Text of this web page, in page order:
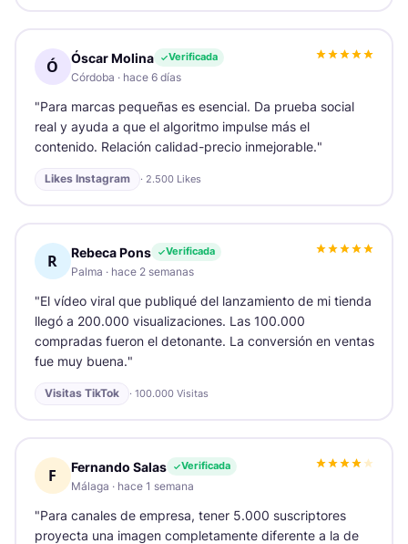
Ó Óscar Molina Verificada
Córdoba · hace 6 días
"Para marcas pequeñas es esencial. Da prueba social
real y ayuda a que el algoritmo impulse más el
contenido. Relación calidad-precio inmejorable."
Likes Instagram · 2.500 Likes
R Rebeca Pons Verificada
Palma · hace 2 semanas
"El vídeo viral que publiqué del lanzamiento de mi tienda
llegó a 200.000 visualizaciones. Las 100.000
compradas fueron el detonante. La conversión en ventas
fue muy buena."
Visitas TikTok · 100.000 Visitas
F Fernando Salas Verificada
Málaga · hace 1 semana
"Para canales de empresa, tener 5.000 suscriptores
proyecta una imagen completamente diferente a la de